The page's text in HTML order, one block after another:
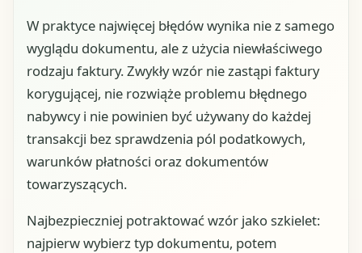
W praktyce najwięcej błędów wynika nie z samego
wyglądu dokumentu, ale z użycia niewłaściwego
rodzaju faktury. Zwykły wzór nie zastąpi faktury
korygującej, nie rozwiąże problemu błędnego
nabywcy i nie powinien być używany do każdej
transakcji bez sprawdzenia pól podatkowych,
warunków płatności oraz dokumentów
towarzyszących.
Najbezpieczniej potraktować wzór jako szkielet:
najpierw wybierz typ dokumentu, potem